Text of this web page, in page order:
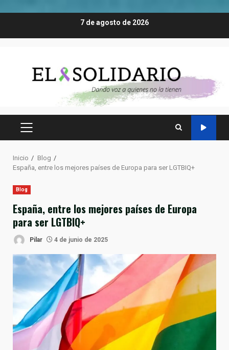
7 de agosto de 2026
MENÚ
Inicio
Blog
España, entre los mejores países de Europa para ser LGTBIQ+
Blog
España, entre los mejores países de Europa
para ser LGTBIQ+
Pilar 4 de junio de 2025